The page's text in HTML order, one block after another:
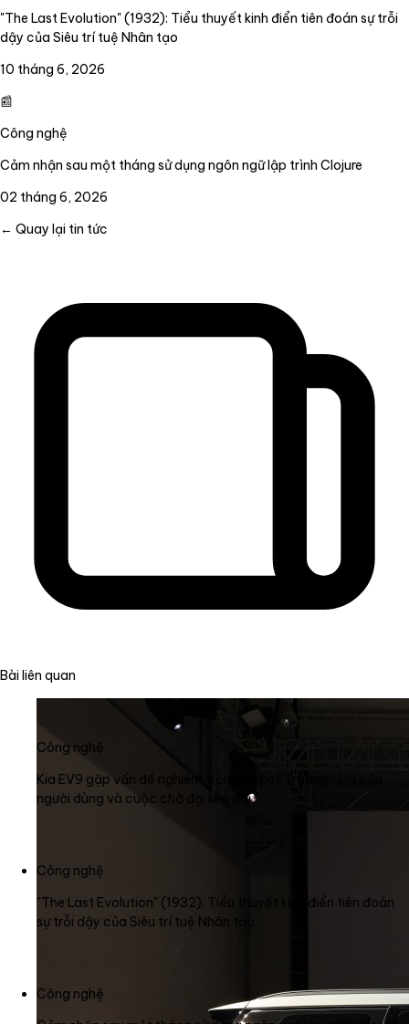
"The Last Evolution" (1932): Tiểu thuyết kinh điển tiên đoán sự trỗi
dậy của Siêu trí tuệ Nhân tạo
10 tháng 6, 2026
📰
Công nghệ
Cảm nhận sau một tháng sử dụng ngôn ngữ lập trình Clojure
02 tháng 6, 2026
← Quay lại tin tức
Bài liên quan
Công nghệ
Kia EV9 gặp vấn đề nghiêm trọng về pin: Trải nghiệm của
người dùng và cuộc chờ đợi kéo dài
Công nghệ
"The Last Evolution" (1932): Tiểu thuyết kinh điển tiên đoán
sự trỗi dậy của Siêu trí tuệ Nhân tạo
Công nghệ